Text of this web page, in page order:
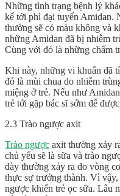
Những tình trạng bệnh lý
kể tới phì đại tuyến Amidan.
thường sẽ có màu không và
những Amidan đã bị nhiễm
Cùng với đó là những chấm
Khi này, những vi khuẩn đã
đó là mùi chua do nhiễm
miệng ở trẻ. Nếu như
trẻ tới gặp bác sĩ sớm để
2.3 Trào ngược axit
Trào ngược axit thường xảy
chủ yếu sẽ là sữa và trào
dày thường xảy ra do vòng
thực sự trưởng thành. Vì
ngược khiến trẻ ọc sữa. Lâu